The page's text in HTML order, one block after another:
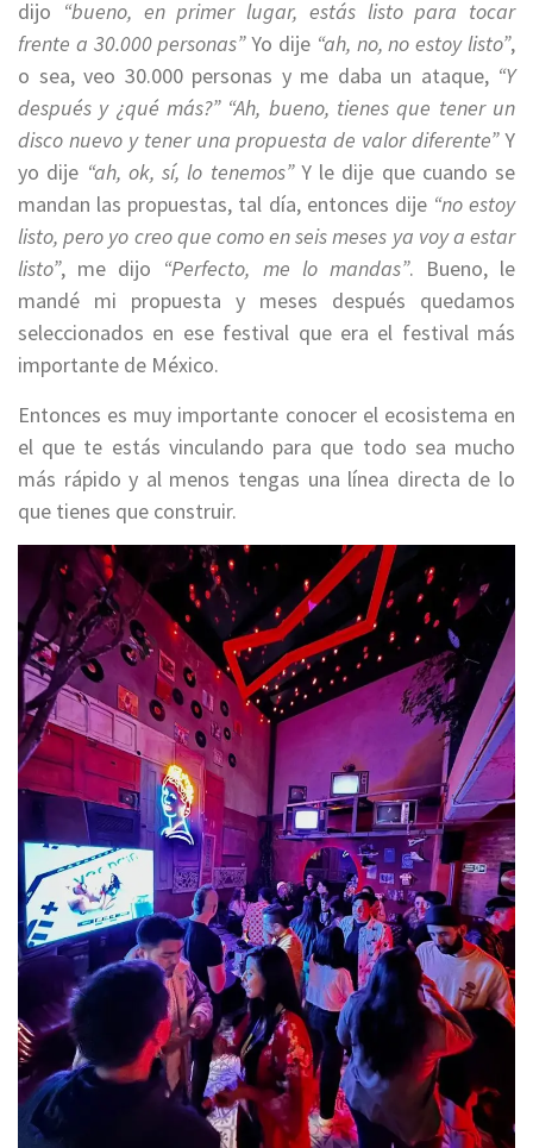
dijo “bueno, en primer lugar, estás listo para tocar
frente a 30.000 personas”Yo dije “ah, no, no estoy listo”,
o sea, veo 30.000 personas y me daba un ataque, “Y
después y ¿qué más?” “Ah, bueno, tienes que tener un
disco nuevo y tener una propuesta de valor diferente”Y
yo dije “ah, ok, sí, lo tenemos”Y le dije que cuando se
mandan las propuestas, tal día, entonces dije “no estoy
listo, pero yo creo que como en seis meses ya voy a estar
listo”, me dijo “Perfecto, me lo mandas”. Bueno, le
mandé mi propuesta y meses después quedamos
seleccionados en ese festival que era el festival más
importante de México.
Entonces es muy importante conocer el ecosistema en
el que te estás vinculando para que todo sea mucho
más rápido y al menos tengas una línea directa de lo
que tienes que construir.